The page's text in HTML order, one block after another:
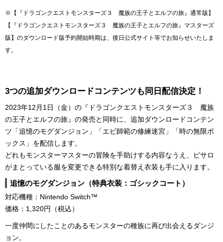
※【『ドラゴンクエストモンスターズ３ 魔族の王子とエルフの旅』通常版】
【『ドラゴンクエストモンスターズ３ 魔族の王子とエルフの旅』マスターズ
版】のダウンロード版予約開始時期は、後日公式サイト等でお知らせいたしま
す。
3つの追加ダウンロードコンテンツも同日配信決定！
2023年12月1日（金）の『ドラゴンクエストモンスターズ３ 魔族
の王子とエルフの旅』の発売と同時に、追加ダウンロードコンテン
ツ「追憶のモグダンジョン」「エビ師範の修練迷宮」「時の無限ボ
ックス」を配信します。
どれもモンスターマスターの冒険を手助けする内容なうえ、ピサロ
がまとっている服を変更できる特別な着替え衣装も手に入ります。
追憶のモグダンジョン（特典衣装：ゴシックコート）
対応機種：Nintendo Switch™
価格：1,320円（税込）
一度仲間にしたことのあるモンスターの種族に再び出会えるダンジ
ョン。